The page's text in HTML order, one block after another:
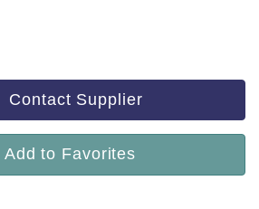
Contact Supplier
Add to Favorites